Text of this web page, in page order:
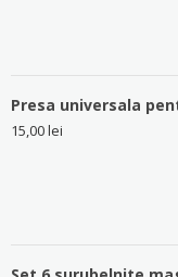
Presa universala
15,00lei